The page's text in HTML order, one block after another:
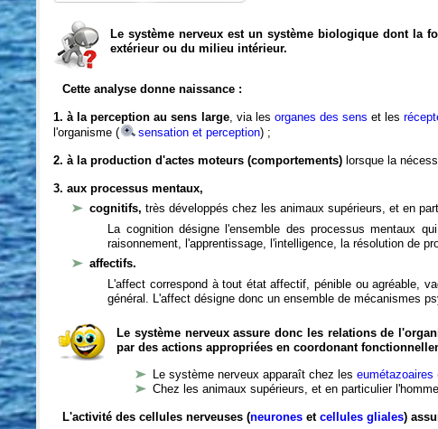
Le système nerveux est un système biologique dont la
extérieur ou du milieu intérieur.
Cette analyse donne naissance :
1. à la perception au sens large, via les organes des sens et les
l'organisme (
sensation et perception) ;
2. à la production d'actes moteurs (comportements) lorsque la
3. aux processus mentaux,
cognitifs,très développés chez les animaux supérieurs, et en
La cognition désigne l'ensemble des processus mentaux
raisonnement, l'apprentissage, l'intelligence, la résolution de
affectifs.
L'affect correspond à tout état affectif, pénible ou agréable,
général. L'affect désigne donc un ensemble de mécanismes
Le système nerveux assure donc les relations de
par des actions appropriées en coordonant
Le système nerveux apparaît chez leseumétazoaires
Chez les animaux supérieurs, et en particulier
L'activité des cellules nerveuses (neurones etcellules gliales)